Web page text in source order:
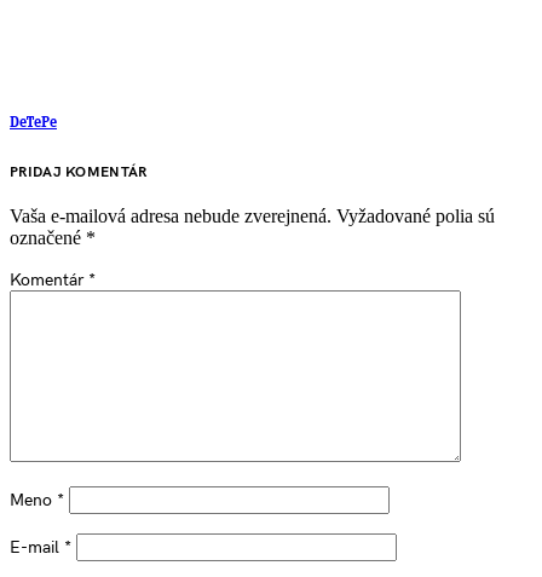
DeTePe
PRIDAJ KOMENTÁR
Vaša e-mailová adresa nebude zverejnená. Vyžadované polia sú
označené *
Komentár *
Meno *
E-mail *